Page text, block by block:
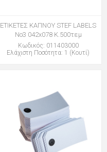
ΕΤΙΚΕΤΕΣ ΚΑΠΝΟΥ STEF LABELS
Νο3 042x078 Κ.500τεμ
Κωδικός: 011403000
Ελάχιστη Ποσότητα: 1 (Κουτί)